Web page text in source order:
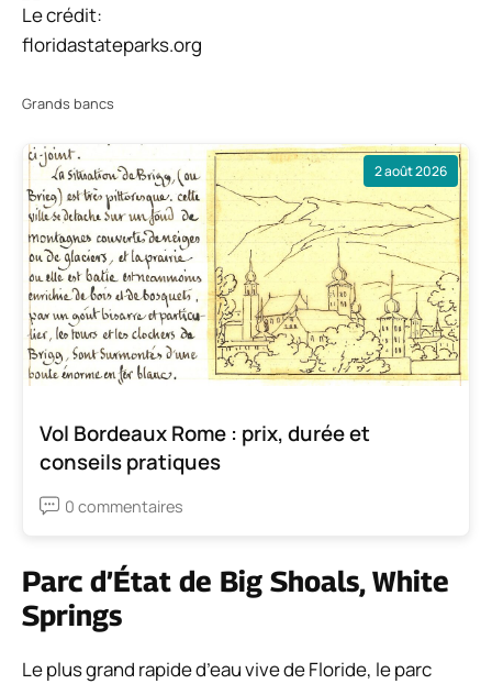
Le crédit:
floridastateparks.org
Grands bancs
2 août 2026
Vol Bordeaux Rome : prix, durée et
conseils pratiques
0 commentaires
Parc d’État de Big Shoals, White
Springs
Le plus grand rapide d’eau vive de Floride, le parc